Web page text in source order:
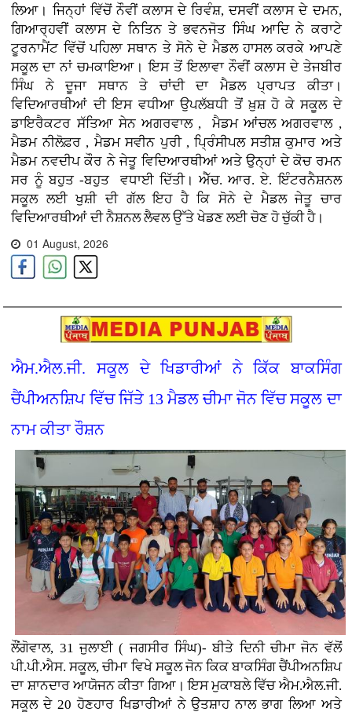
ਲਿਆ। ਜਿਨ੍ਹਾਂ ਵਿੱਚੋਂ ਨੌਵੀਂ ਕਲਾਸ ਦੇ ਰਿਵੰਸ਼, ਦਸਵੀਂ ਕਲਾਸ ਦੇ ਦਮਨ,
ਗਿਆਰ੍ਹਵੀਂ ਕਲਾਸ ਦੇ ਨਿਤਿਨ ਤੇ ਭਵਨਜੋਤ ਸਿੰਘ ਆਦਿ ਨੇ ਕਰਾਟੇ
ਟੂਰਨਾਮੈਂਟ ਵਿੱਚੋਂ ਪਹਿਲਾ ਸਥਾਨ ਤੇ ਸੋਨੇ ਦੇ ਮੈਡਲ ਹਾਸਲ ਕਰਕੇ ਆਪਣੇ
ਸਕੂਲ ਦਾ ਨਾਂ ਚਮਕਾਇਆ। ਇਸ ਤੋਂ ਇਲਾਵਾ ਨੌਵੀਂ ਕਲਾਸ ਦੇ ਤੇਜਬੀਰ
ਸਿੰਘ ਨੇ ਦੂਜਾ ਸਥਾਨ ਤੇ ਚਾਂਦੀ ਦਾ ਮੈਡਲ ਪ੍ਰਾਪਤ ਕੀਤਾ।
ਵਿਦਿਆਰਥੀਆਂ ਦੀ ਇਸ ਵਧੀਆ ਉਪਲੱਬਧੀ ਤੋਂ ਖ਼ੁਸ਼ ਹੋ ਕੇ ਸਕੂਲ ਦੇ
ਡਾਇਰੈਕਟਰ ਸੱਤਿਆ ਸੇਨ ਅਗਰਵਾਲ , ਮੈਡਮ ਆਂਚਲ ਅਗਰਵਾਲ ,
ਮੈਡਮ ਨੀਲੋਫ਼ਰ , ਮੈਡਮ ਸਵੀਨ ਪੁਰੀ , ਪ੍ਰਿੰਸੀਪਲ ਸਤੀਸ਼ ਕੁਮਾਰ ਅਤੇ
ਮੈਡਮ ਨਵਦੀਪ ਕੌਰ ਨੇ ਜੇਤੂ ਵਿਦਿਆਰਥੀਆਂ ਅਤੇ ਉਨ੍ਹਾਂ ਦੇ ਕੋਚ ਰਮਨ
ਸਰ ਨੂੰ ਬਹੁਤ -ਬਹੁਤ ਵਧਾਈ ਦਿੱਤੀ। ਐੱਚ. ਆਰ. ਏ. ਇੰਟਰਨੈਸ਼ਨਲ
ਸਕੂਲ ਲਈ ਖੁਸ਼ੀ ਦੀ ਗੱਲ ਇਹ ਹੈ ਕਿ ਸੋਨੇ ਦੇ ਮੈਡਲ ਜੇਤੂ ਚਾਰ
ਵਿਦਿਆਰਥੀਆਂ ਦੀ ਨੈਸ਼ਨਲ ਲੈਵਲ ਉੱਤੇ ਖੇਡਣ ਲਈ ਚੋਣ ਹੋ ਚੁੱਕੀ ਹੈ।
01 August, 2026
ਐਮ.ਐਲ.ਜੀ. ਸਕੂਲ ਦੇ ਖਿਡਾਰੀਆਂ ਨੇ ਕਿੱਕ ਬਾਕਸਿੰਗ
ਚੈਂਪੀਅਨਸ਼ਿਪ ਵਿੱਚ ਜਿੱਤੇ 13 ਮੈਡਲ ਚੀਮਾ ਜੋਨ ਵਿੱਚ ਸਕੂਲ ਦਾ
ਨਾਮ ਕੀਤਾ ਰੌਸ਼ਨ
ਲੌਂਗੋਵਾਲ, 31 ਜੁਲਾਈ ( ਜਗਸੀਰ ਸਿੰਘ)- ਬੀਤੇ ਦਿਨੀ ਚੀਮਾ ਜੋਨ ਵੱਲੋਂ
ਪੀ.ਪੀ.ਐਸ. ਸਕੂਲ, ਚੀਮਾ ਵਿਖੇ ਸਕੂਲ ਜੋਨ ਕਿਕ ਬਾਕਸਿੰਗ ਚੈਂਪੀਅਨਸ਼ਿਪ
ਦਾ ਸ਼ਾਨਦਾਰ ਆਯੋਜਨ ਕੀਤਾ ਗਿਆ। ਇਸ ਮੁਕਾਬਲੇ ਵਿੱਚ ਐਮ.ਐਲ.ਜੀ.
ਸਕੂਲ ਦੇ 20 ਹੋਣਹਾਰ ਖਿਡਾਰੀਆਂ ਨੇ ਉਤਸ਼ਾਹ ਨਾਲ ਭਾਗ ਲਿਆ ਅਤੇ